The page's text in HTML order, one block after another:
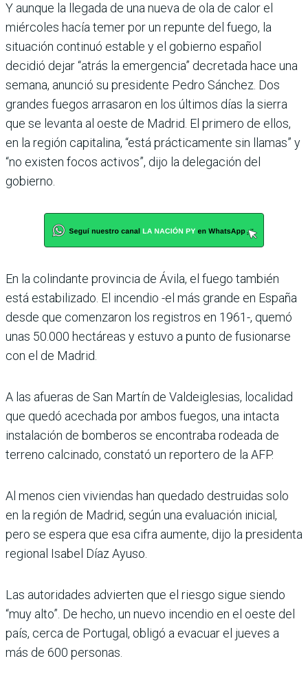
Y aunque la llegada de una nueva de ola de calor el
miércoles hacía temer por un repunte del fuego, la
situación continuó estable y el gobierno español
decidió dejar “atrás la emergencia” decretada hace una
semana, anunció su presidente Pedro Sánchez. Dos
grandes fuegos arrasaron en los últimos días la sierra
que se levanta al oeste de Madrid. El primero de ellos,
en la región capitalina, “está prácticamente sin llamas” y
“no existen focos activos”, dijo la delegación del
gobierno.
En la colindante provincia de Ávila, el fuego también
está estabilizado. El incendio -el más grande en España
desde que comenzaron los registros en 1961-, quemó
unas 50.000 hectáreas y estuvo a punto de fusionarse
con el de Madrid.
A las afueras de San Martín de Valdeiglesias, localidad
que quedó acechada por ambos fuegos, una intacta
instalación de bomberos se encontraba rodeada de
terreno calcinado, constató un reportero de la AFP.
Al menos cien viviendas han quedado destruidas solo
en la región de Madrid, según una evaluación inicial,
pero se espera que esa cifra aumente, dijo la presidenta
regional Isabel Díaz Ayuso.
Las autoridades advierten que el riesgo sigue siendo
“muy alto”. De hecho, un nuevo incendio en el oeste del
país, cerca de Portugal, obligó a evacuar el jueves a
más de 600 personas.